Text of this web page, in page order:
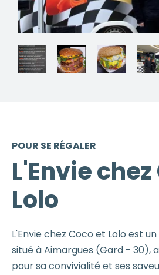
POUR SE RÉGALER
L'Envie
Lolo
L'Envie chez Coco et Lolo est
situé à Aimargues (Gard - 30),
pour sa convivialité et ses